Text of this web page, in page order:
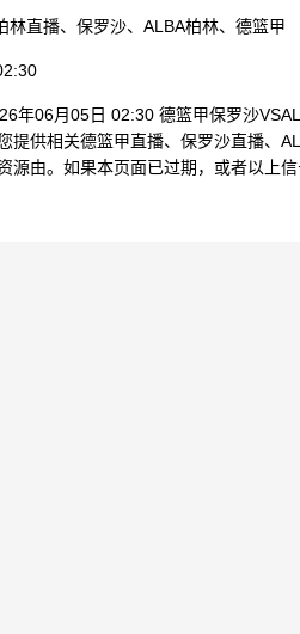
林直播、保罗沙、ALBA柏林、德篮甲
年06月05日 02:30 德篮甲保罗沙
提供相关德篮甲直播、保罗沙直播、
源由。如果本页面已过期，或者以上